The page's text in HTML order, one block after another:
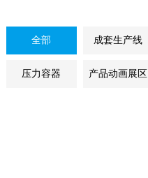
全部 成套生产线
压力容器 产品动画展区